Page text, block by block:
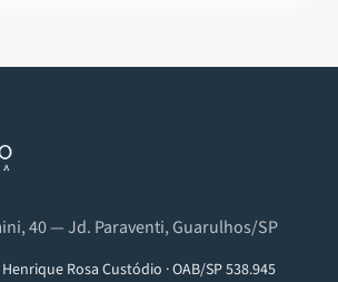
40 — Jd. Paraventi, Guarulhos/SP
Henrique Rosa Custódio ·OAB/SP 538.945